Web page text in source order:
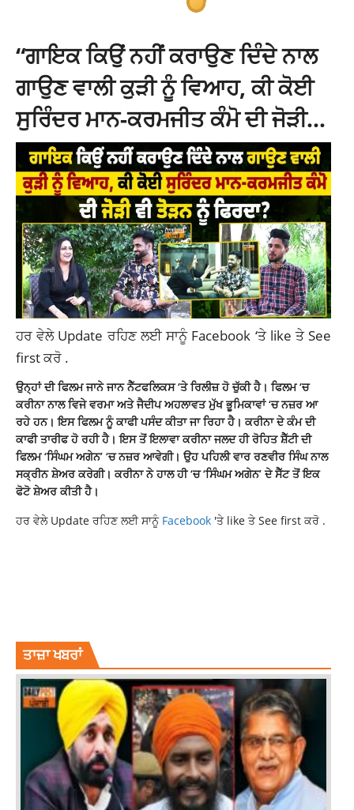
“ਗਾਇਕ ਕਿਉਂ ਨਹੀਂ ਕਰਾਉਣ ਦਿੰਦੇ ਨਾਲ
ਗਾਉਣ ਵਾਲੀ ਕੁੜੀ ਨੂੰ ਵਿਆਹ, ਕੀ ਕੋਈ
ਸੁਰਿੰਦਰ ਮਾਨ-ਕਰਮਜੀਤ ਕੰਮੋ ਦੀ ਜੋੜੀ…
ਹਰ ਵੇਲੇ Update ਰਹਿਣ ਲਈ ਸਾਨੂੰ Facebook ‘ਤੇ like ਤੇ See
first ਕਰੋ .
ਉਨ੍ਹਾਂ ਦੀ ਫਿਲਮ ਜਾਨੇ ਜਾਨ ਨੈੱਟਫਲਿਕਸ ‘ਤੇ ਰਿਲੀਜ਼ ਹੋ ਚੁੱਕੀ ਹੈ। ਫਿਲਮ ‘ਚ
ਕਰੀਨਾ ਨਾਲ ਵਿਜੇ ਵਰਮਾ ਅਤੇ ਜੈਦੀਪ ਅਹਲਾਵਤ ਮੁੱਖ ਭੂਮਿਕਾਵਾਂ ‘ਚ ਨਜ਼ਰ ਆ
ਰਹੇ ਹਨ। ਇਸ ਫਿਲਮ ਨੂੰ ਕਾਫੀ ਪਸੰਦ ਕੀਤਾ ਜਾ ਰਿਹਾ ਹੈ। ਕਰੀਨਾ ਦੇ ਕੰਮ ਦੀ
ਕਾਫੀ ਤਾਰੀਫ ਹੋ ਰਹੀ ਹੈ। ਇਸ ਤੋਂ ਇਲਾਵਾ ਕਰੀਨਾ ਜਲਦ ਹੀ ਰੋਹਿਤ ਸ਼ੈੱਟੀ ਦੀ
ਫਿਲਮ ‘ਸਿੰਘਮ ਅਗੇਨ’ ‘ਚ ਨਜ਼ਰ ਆਵੇਗੀ। ਉਹ ਪਹਿਲੀ ਵਾਰ ਰਣਵੀਰ ਸਿੰਘ ਨਾਲ
ਸਕ੍ਰੀਨ ਸ਼ੇਅਰ ਕਰੇਗੀ। ਕਰੀਨਾ ਨੇ ਹਾਲ ਹੀ ‘ਚ ‘ਸਿੰਘਮ ਅਗੇਨ’ ਦੇ ਸੈੱਟ ਤੋਂ ਇਕ
ਫੋਟੋ ਸ਼ੇਅਰ ਕੀਤੀ ਹੈ।
ਹਰ ਵੇਲੇ Update ਰਹਿਣ ਲਈ ਸਾਨੂੰ Facebook 'ਤੇ like ਤੇ See first ਕਰੋ .
ਤਾਜ਼ਾ ਖਬਰਾਂ